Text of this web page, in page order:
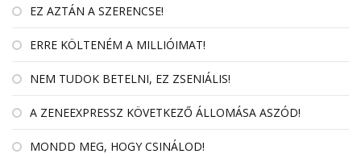
EZ AZTÁN A SZERENCSE!
ERRE KÖLTENÉM A MILLIÓIMAT!
NEM TUDOK BETELNI, EZ ZSENIÁLIS!
A ZENEEXPRESSZ KÖVETKEZŐ ÁLLOMÁSA ASZÓD!
MONDD MEG, HOGY CSINÁLOD!